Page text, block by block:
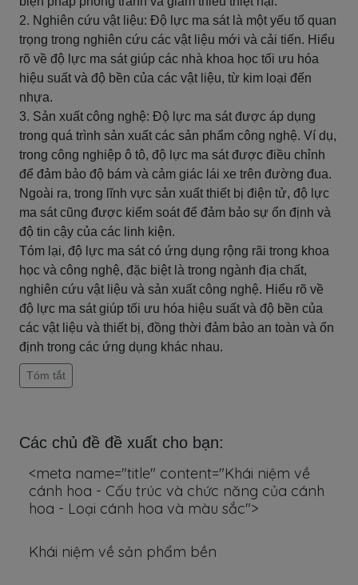
2. Nghiên cứu vật liệu: Độ lực ma sát là một yếu tố quan
trọng trong nghiên cứu các vật liệu mới và cải tiến. Hiểu
rõ về độ lực ma sát giúp các nhà khoa học tối ưu hóa
hiệu suất và độ bền của các vật liệu, từ kim loại đến
nhựa.
3. Sản xuất công nghệ: Độ lực ma sát được áp dụng
trong quá trình sản xuất các sản phẩm công nghệ. Ví dụ,
trong công nghiệp ô tô, độ lực ma sát được điều chỉnh
để đảm bảo độ bám và cảm giác lái xe trên đường đua.
Ngoài ra, trong lĩnh vực sản xuất thiết bị điện tử, độ lực
ma sát cũng được kiểm soát để đảm bảo sự ổn định và
độ tin cậy của các linh kiện.
Tóm lại, độ lực ma sát có ứng dụng rộng rãi trong khoa
học và công nghệ, đặc biệt là trong ngành địa chất,
nghiên cứu vật liệu và sản xuất công nghệ. Hiểu rõ về
độ lực ma sát giúp tối ưu hóa hiệu suất và độ bền của
các vật liệu và thiết bị, đồng thời đảm bảo an toàn và ổn
định trong các ứng dụng khác nhau.
Tóm tắt
Các chủ đề đề xuất cho bạn:
<meta name="title" content="Khái niệm về
cánh hoa - Cấu trúc và chức năng của cánh
hoa - Loại cánh hoa và màu sắc">
Khái niệm về sản phẩm bền